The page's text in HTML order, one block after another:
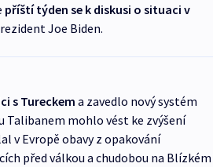
příští týden se k diskusi o situaci v
Joe Biden.
s Tureckema zavedlo nový systém
Talibanem mohlo vést ke zvýšení
v Evropě obavy z opakování
před válkou a chudobou na Blízkém